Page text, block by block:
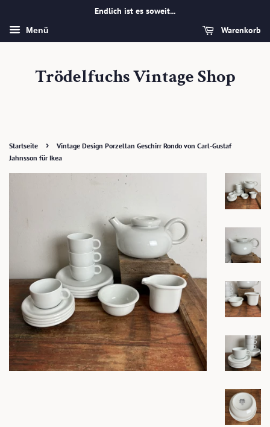
Endlich ist es soweit...
Menü Warenkorb
Trödelfuchs Vintage Shop
Startseite ›
Vintage Design Porzellan Geschirr Rondo von Carl-Gustaf
Jahnsson für Ikea